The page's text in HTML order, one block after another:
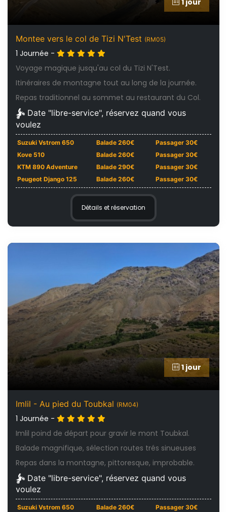
Montee vers le col de Tizi N'Test (RM05)
1 Journée -
Voyage magique jusqu'au col du Tizi N'Test.
Itinéraires de montagne tout au long de la journée.
Repas traditionnel au sommet au restaurant du Col.
Date "libre-service", réservez quand vous
voulez
Suzuki Vstrom 650 Balade 260€
Passager 30€
Kove 510
Balade 260€
Passager 30€
KTM 890 Adventure
Balade 290€
Passager 30€
Peugeot Django 125
Balade 260€ Passager 30€
Détails et réservation
1 jour
Imlil - Au pied du Toubkal (RM04)
1 Journée -
Imlil poind de départ pour gravir le mont Toubkal.
Balade magnifique, sélection routes trés sinueuses
Repas dans la montagne, pittoresque, improbable.
Date "libre-service", réservez quand vous
voulez
Suzuki Vstrom 650 Balade 260€
Passager 30€